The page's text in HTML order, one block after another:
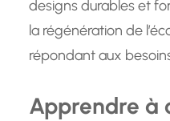
designs durables et
la régénération de
répondant aux
Apprendre à